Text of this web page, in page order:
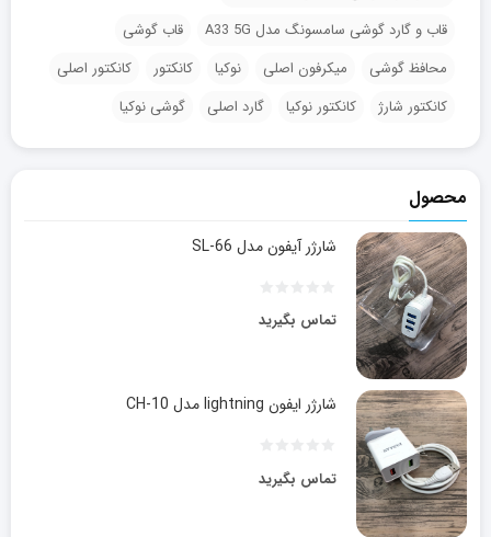
قاب و گارد گوشی سامسونگ مدل A33 5G
قاب گوشی
محافظ گوشی
میکرفون اصلی نوکیا کانکتور
کانکتور اصلی
کانکتور شارژ
کانکتور نوکیا گارد اصلی گوشی نوکیا
محصول
شارژر آیفون مدل SL-66
تماس بگیرید
شارژر ایفون lightning مدل CH-10
تماس بگیرید